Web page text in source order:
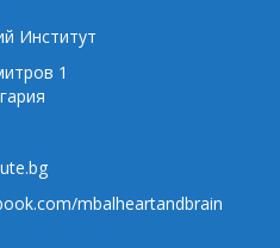
Институт
1
mbalheartandbrain